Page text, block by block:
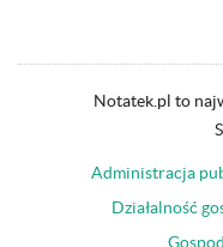
Notatek.pl to
Administracja
Działalność